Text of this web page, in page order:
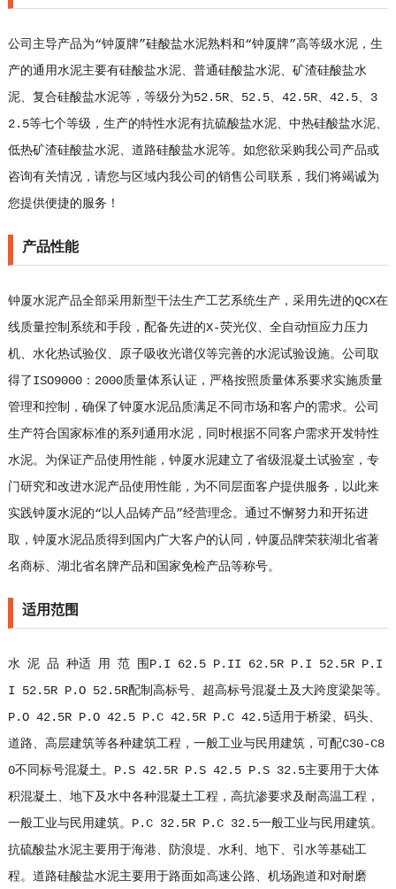
公司主导产品为“钟厦牌”硅酸盐水泥熟料和“钟厦牌”高等级水泥，生
产的通用水泥主要有硅酸盐水泥、普通硅酸盐水泥、矿渣硅酸盐水
泥、复合硅酸盐水泥等，等级分为52.5R、52.5、42.5R、42.5、3
2.5等七个等级，生产的特性水泥有抗硫酸盐水泥、中热硅酸盐水泥、
低热矿渣硅酸盐水泥、道路硅酸盐水泥等。如您欲采购我公司产品或
咨询有关情况，请您与区域内我公司的销售公司联系，我们将竭诚为
您提供便捷的服务！
产品性能
钟厦水泥产品全部采用新型干法生产工艺系统生产，采用先进的QCX在
线质量控制系统和手段，配备先进的X-荧光仪、全自动恒应力压力
机、水化热试验仪、原子吸收光谱仪等完善的水泥试验设施。公司取
得了ISO9000：2000质量体系认证，严格按照质量体系要求实施质量
管理和控制，确保了钟厦水泥品质满足不同市场和客户的需求。公司
生产符合国家标准的系列通用水泥，同时根据不同客户需求开发特性
水泥。为保证产品使用性能，钟厦水泥建立了省级混凝土试验室，专
门研究和改进水泥产品使用性能，为不同层面客户提供服务，以此来
实践钟厦水泥的“以人品铸产品”经营理念。通过不懈努力和开拓进
取，钟厦水泥品质得到国内广大客户的认同，钟厦品牌荣获湖北省著
名商标、湖北省名牌产品和国家免检产品等称号。
适用范围
水 泥 品 种适 用 范 围P.I 62.5 P.II 62.5R P.I 52.5R P.I
I 52.5R P.O 52.5R配制高标号、超高标号混凝土及大跨度梁架等。
P.O 42.5R P.O 42.5 P.C 42.5R P.C 42.5适用于桥梁、码头、
道路、高层建筑等各种建筑工程，一般工业与民用建筑，可配C30-C8
0不同标号混凝土。P.S 42.5R P.S 42.5 P.S 32.5主要用于大体
积混凝土、地下及水中各种混凝土工程，高抗渗要求及耐高温工程，
一般工业与民用建筑。P.C 32.5R P.C 32.5一般工业与民用建筑。
抗硫酸盐水泥主要用于海港、防浪堤、水利、地下、引水等基础工
程。道路硅酸盐水泥主要用于路面如高速公路、机场跑道和对耐磨